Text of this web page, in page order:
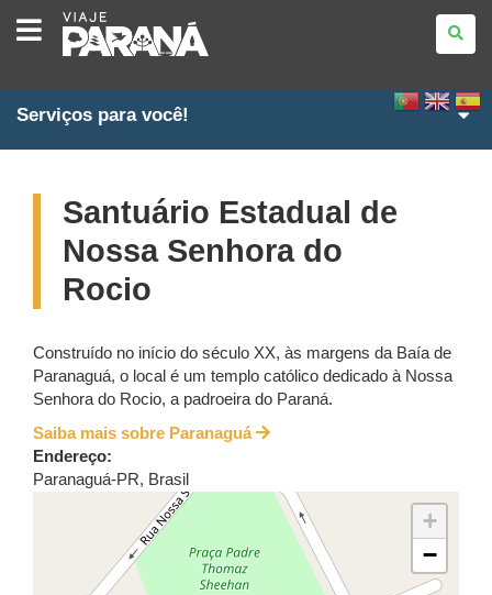
VIAJE
PARANÁ
Serviços para você!
Santuário Estadual de
Nossa Senhora do
Rocio
Construído no início do século XX, às margens da Baía de
Paranaguá, o local é um templo católico dedicado à Nossa
Senhora do Rocio, a padroeira do Paraná.
Saiba mais sobre Paranaguá
Endereço:
Paranaguá-PR, Brasil
+
−